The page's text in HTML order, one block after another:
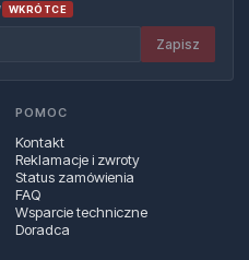
WKRÓTCE
Zapisz
POMOC
Kontakt
Reklamacje i zwroty
Status zamówienia
FAQ
Wsparcie techniczne
Doradca